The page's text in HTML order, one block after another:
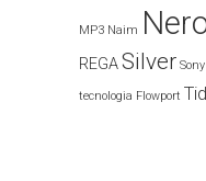
MP3 Naim
REGASilver Sony
tecnologia Flowport